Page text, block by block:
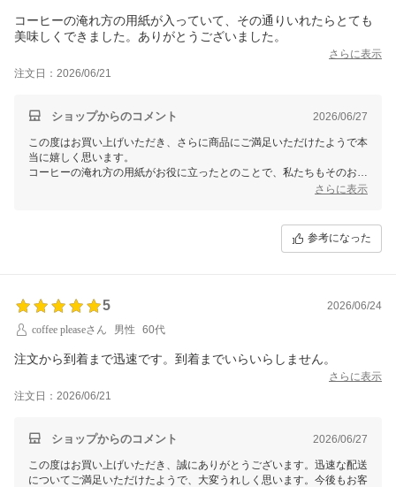
コーヒーの淹れ方の用紙が入っていて、その通りいれたらとても
美味しくできました。ありがとうございました。
さらに表示
注文日：2026/06/21
ショップからのコメント 2026/06/27
この度はお買い上げいただき、さらに商品にご満足いただけたようで本
当に嬉しく思います。
コーヒーの淹れ方の用紙がお役に立ったとのことで、私たちもそのお言
葉を励みに、引き続きお客様に喜んでいただけるよう努めてまいりま
また何かご質問やご要望がございましたら、お気軽にお問い合わせくだ
さらに表示
参考になった
5
2026/06/24
coffee pleaseさん
男性 60代
注文から到着まで迅速です。到着までいらいらしません。
さらに表示
注文日：2026/06/21
ショップからのコメント 2026/06/27
この度はお買い上げいただき、誠にありがとうございます。迅速な配送
についてご満足いただけたようで、大変うれしく思います。今後もお客